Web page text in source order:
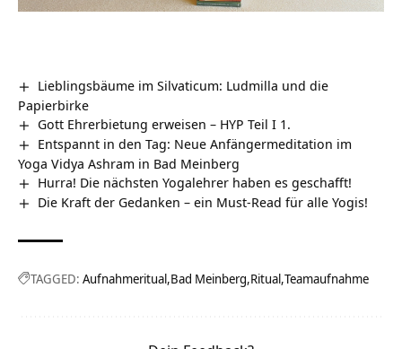
Lieblingsbäume im Silvaticum: Ludmilla und die
Papierbirke
Gott Ehrerbietung erweisen – HYP Teil I 1.
Entspannt in den Tag: Neue Anfängermeditation im
Yoga Vidya Ashram in Bad Meinberg
Hurra! Die nächsten Yogalehrer haben es geschafft!
Die Kraft der Gedanken – ein Must-Read für alle Yogis!
TAGGED: Aufnahmeritual Bad Meinberg Ritual Teamaufnahme